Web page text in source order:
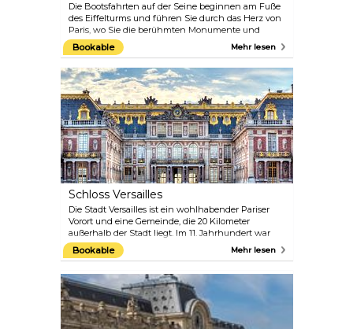
Die Bootsfahrten auf der Seine beginnen am Fuße
des Eiffelturms und führen Sie durch das Herz von
Paris, wo Sie die berühmten Monumente und
Wahrzeichen der Stadt sowie die beeindruckende
Architektur von Brücke zu Brücke und von Ufer zu
Ufer bewundern können. Um unterwegs etwas
über die Geschichte zu erfahren, schließen Sie
Ihren Audioguide an und wählen Sie Ihre Sprache.
Kommen Sie nachts für eine weitere Tour zurück,
und Sie werden ein anderes Paris vor Augen
haben, das aber genauso magisch ist.
Bookable Mehr lesen
Schloss Versailles
Die Stadt Versailles ist ein wohlhabender Pariser
Vorort und eine Gemeinde, die 20 Kilometer
außerhalb der Stadt liegt. Im 11. Jahrhundert war
Versailles lediglich ein Dorf auf dem Land, das ein
Schloss und die Kirche Saint-Julien umfasste.
Château de Versailles bekannt, das König Ludwig
XIV. als Wohnsitz und Napoleon als Sommerpalast
diente. Außerdem wurde hier 1919 im legendären
Spiegelsaal der Friedensvertrag von Versailles
Bookable Mehr lesen